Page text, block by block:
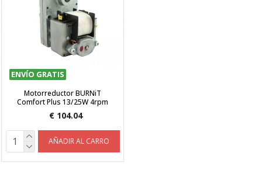
ENVÍO GRATIS
Motorreductor BURNiT
Comfort Plus 13/25W 4rpm
€ 104.04
AÑADIR AL CARRO